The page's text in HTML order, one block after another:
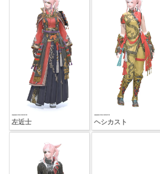
左近士 ヘシカスト